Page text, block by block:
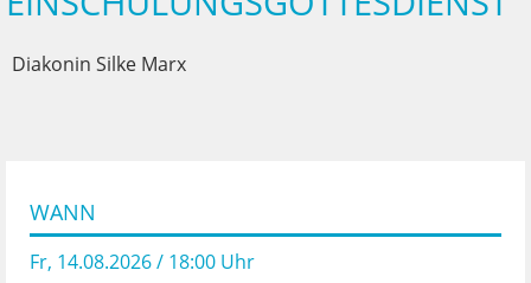
Diakonin Silke Marx
WANN
Fr, 14.08.2026 / 18:00 Uhr